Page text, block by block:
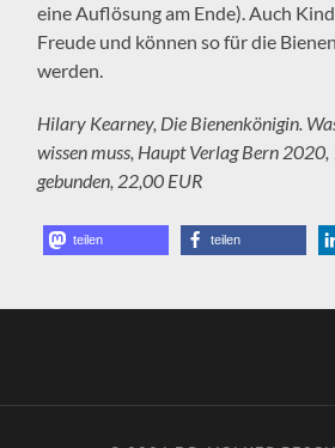
eine Auflösung am Ende). Auch
Freude und können so für die
werden.
Hilary Kearney, Die Bienenkönigin.
wissen muss, Haupt Verlag Bern 2020,
gebunden, 22,00 EUR
teilen teilen